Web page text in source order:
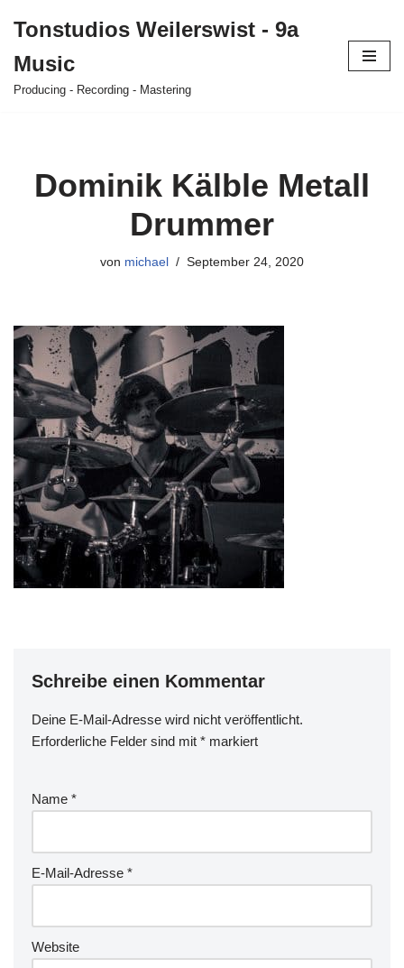
Inhalt
springen
Tonstudios Weilerswist - 9a
Music
Producing - Recording - Mastering
Dominik Kälble Metall
Drummer
von michael September 24, 2020
Schreibe einen Kommentar
Deine E-Mail-Adresse wird nicht veröffentlicht.
Erforderliche Felder sind mit * markiert
Name *
E-Mail-Adresse *
Website